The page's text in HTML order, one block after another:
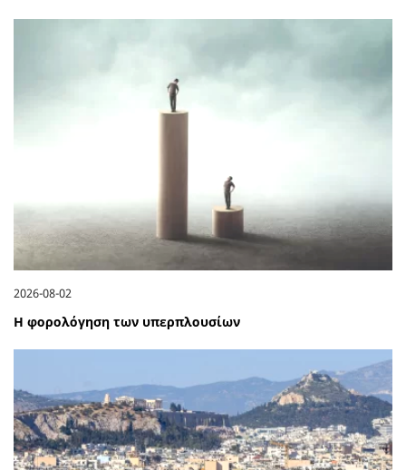
2026-08-02
Η φορολόγηση των υπερπλουσίων